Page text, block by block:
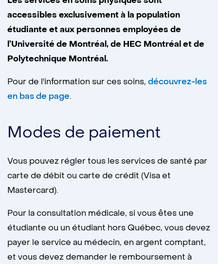
accessibles exclusivement à la population
étudiante et aux personnes employées de
l’Université de Montréal, de HEC Montréal et de
Polytechnique Montréal.
Pour de l'information sur ces soins, découvrez-les
en bas de page.
Modes de paiement
Vous pouvez régler tous les services de santé par
carte de débit ou carte de crédit (Visa et
Mastercard).
Pour la consultation médicale, si vous êtes une
étudiante ou un étudiant hors Québec, vous devez
payer le service au médecin, en argent comptant,
et vous devez demander le remboursement à